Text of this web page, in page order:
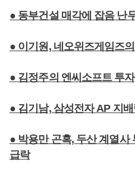
● 동부건설 매각에 잡음 난
● 이기원, 네오위즈게임즈
● 김정주의 엔씨소프트 투
● 김기남, 삼성전자 AP 지
● 박용만 곤혹, 두산 계열사
급락